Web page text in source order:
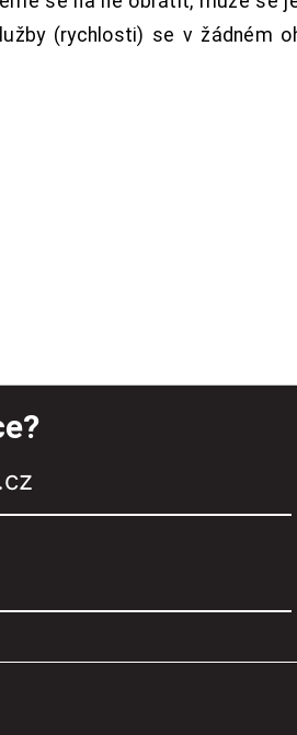
(rychlosti) se v žádném